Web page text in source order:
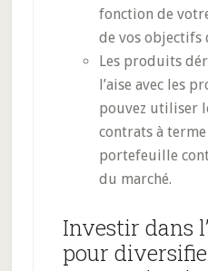
fonction de
de vos objectifs
Les produits
l’aise avec les
pouvez utiliser
contrats à
portefeuille
du marché.
Investir dans
pour